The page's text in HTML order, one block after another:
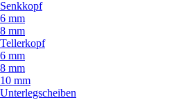
Senkkopf
6 mm
8 mm
Tellerkopf
6 mm
8 mm
10 mm
Unterlegscheiben